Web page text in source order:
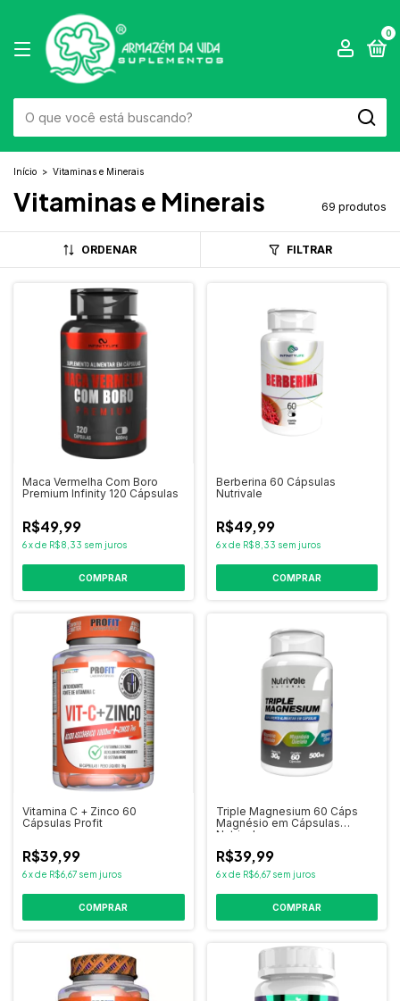
0
Início > Vitaminas e Minerais
Vitaminas e Minerais 69 produtos
ORDENAR FILTRAR
Maca Vermelha Com Boro
Premium Infinity 120 Cápsulas
R$49,99
6xde R$8,33 sem juros
COMPRAR
Berberina 60 Cápsulas
Nutrivale
R$49,99
6 xde R$8,33 sem juros
COMPRAR
Vitamina C + Zinco 60
Cápsulas Profit
R$39,99
6xde R$6,67 sem juros
Triple Magnesium 60 Cáps
Magnésio em Cápsulas
Nutrivale
R$39,99
6 xde R$6,67 sem juros
COMPRAR